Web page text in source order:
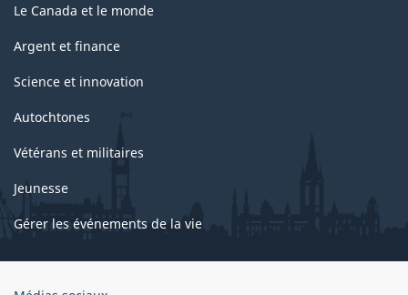
de
la
classification
Le Canada et le monde
Argent et finance
Science et innovation
Autochtones
Vétérans et militaires
Jeunesse
Gérer les événements de la vie